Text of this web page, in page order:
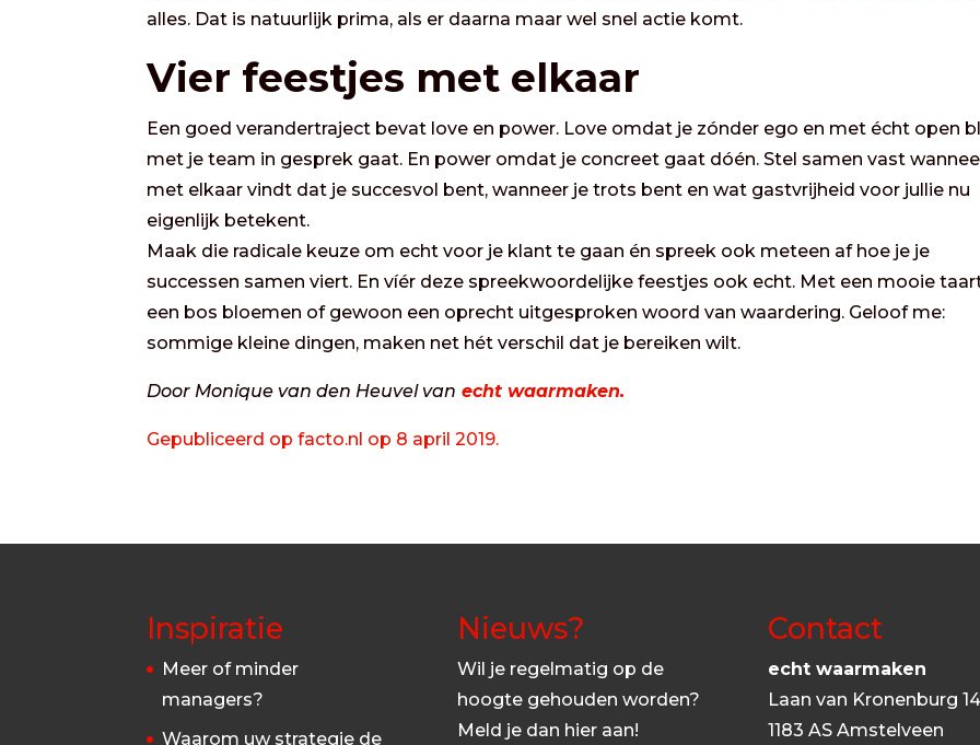
alles. Dat is natuurlijk prima, als er daarna maar wel snel actie komt.
Vier feestjes met elkaar
Een goed verandertraject bevat love en power. Love omdat je zónder ego en met écht open
met je team in gesprek gaat. En power omdat je concreet gaat dóén. Stel samen vast
met elkaar vindt dat je succesvol bent, wanneer je trots bent en wat gastvrijheid voor jullie nu
eigenlijk betekent.
Maak die radicale keuze om echt voor je klant te gaan én spreek ook meteen af hoe je je
successen samen viert. En víér deze spreekwoordelijke feestjes ook echt. Met een mooie
een bos bloemen of gewoon een oprecht uitgesproken woord van waardering. Geloof me:
sommige kleine dingen, maken net hét verschil dat je bereiken wilt.
Door Monique van den Heuvel van echt waarmaken.
Gepubliceerd op facto.nl op 8 april 2019.
Inspiratie
Meer of minder
managers?
Waarom uw strategie de
Nieuws?
Wil je regelmatig op de
hoogte gehouden worden?
Meld je dan hier aan!
Contact
echt waarmaken
Laan van Kronenburg 14
1183 AS Amstelveen